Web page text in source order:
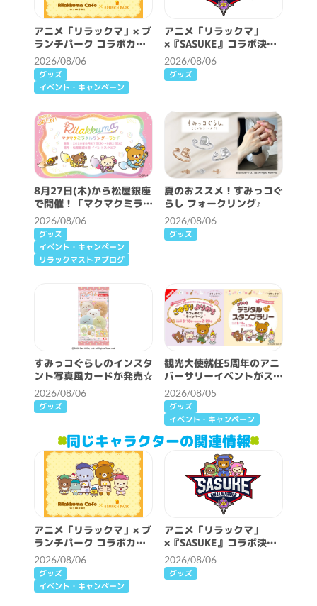
アニメ「リラックマ」× ブ
ランチパーク コラボカフ
ェ開催決定！
2026/08/06
グッズ
イベント・キャンペーン
アニメ「リラックマ」
×『SASUKE』コラボ決
定！
2026/08/06
グッズ
8月27日(木)から松屋銀座
で開催！「マクマクミラク
ルワンダーランド」詳細情
報♪
2026/08/06
グッズ
イベント・キャンペーン
リラックマストアブログ
夏のおススメ！すみっコぐ
らし フォークリング♪
2026/08/06
グッズ
すみっコぐらしのインスタ
ント写真風カードが発売☆
2026/08/06
グッズ
観光大使就任5周年のアニ
バーサリーイベントがスタ
ート♪
2026/08/05
グッズ
イベント・キャンペーン
同じキャラクターの関連情報
アニメ「リラックマ」× ブ
ランチパーク コラボカフ
ェ開催決定！
2026/08/06
グッズ
イベント・キャンペーン
アニメ「リラックマ」
×『SASUKE』コラボ決
定！
2026/08/06
グッズ